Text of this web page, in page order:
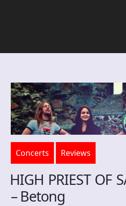
Concerts Reviews
HIGH PRIEST OF
– Betong